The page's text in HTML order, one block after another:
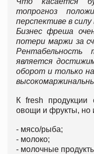
топрогноз
перспективе в
Бизнес фреша
потери маржи за
Рентабельность
является
оборот и только
К fresh продукции
овощи и фрукты, но
- мясо/рыба;
- молоко;
- молочные